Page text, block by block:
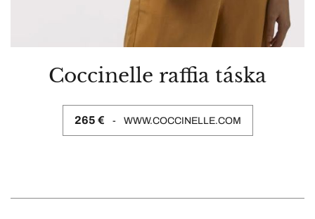
Coccinelle raffia táska
265 € WWW.COCCINELLE.COM